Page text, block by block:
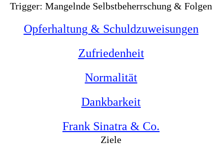
Trigger: Mangelnde Selbstbeherrschung & Folgen
Opferhaltung & Schuldzuweisungen
Zufriedenheit
Normalität
Dankbarkeit
Frank Sinatra & Co.
Ziele